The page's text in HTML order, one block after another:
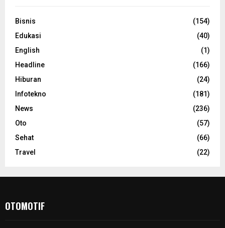
Bisnis
(154)
Edukasi
(40)
English
(1)
Headline
(166)
Hiburan
(24)
Infotekno
(181)
News
(236)
Oto
(57)
Sehat
(66)
Travel
(22)
OTOMOTIF